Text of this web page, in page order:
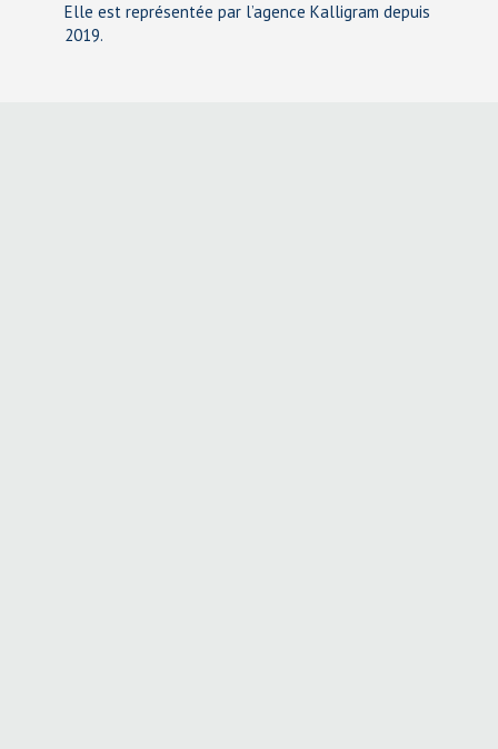
Elle est représentée par l’agence Kalligram depuis
2019.